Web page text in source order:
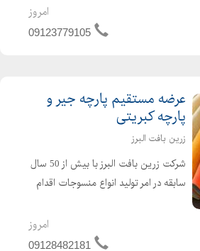
شیرآلات دو تیکه و سه تیکه 1000WOG
کلاس 150 ، 300 ، 600 ، 800 و ابزار دقیق
امروز
09123779105
عرضه مستقیم پارچه جیر و
پارچه کبریتی
زرین بافت البرز
شرکت زرین بافت البرز با بیش از 50 سال
سابقه در امر تولید انواع منسوجات اقدام
ابعاد عرض 150 - طول 100-150و 200 متر
در تمامی رنگها و در بالاترین کیفیت کرده
امروز
09128482181